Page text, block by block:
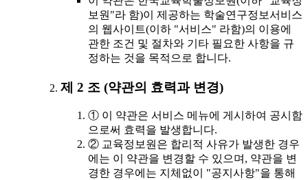
보원"라 함)이 제공하는 학술연구정보서비스
의 웹사이트(이하 "서비스" 라함)의 이용에
관한 조건 및 절차와 기타 필요한 사항을 규
정하는 것을 목적으로 합니다.
제 2 조 (약관의 효력과 변경)
① 이 약관은 서비스 메뉴에 게시하여 공시함
으로써 효력을 발생합니다.
② 교육정보원은 합리적 사유가 발생한 경우
에는 이 약관을 변경할 수 있으며, 약관을 변
경한 경우에는 지체없이 "공지사항"을 통해